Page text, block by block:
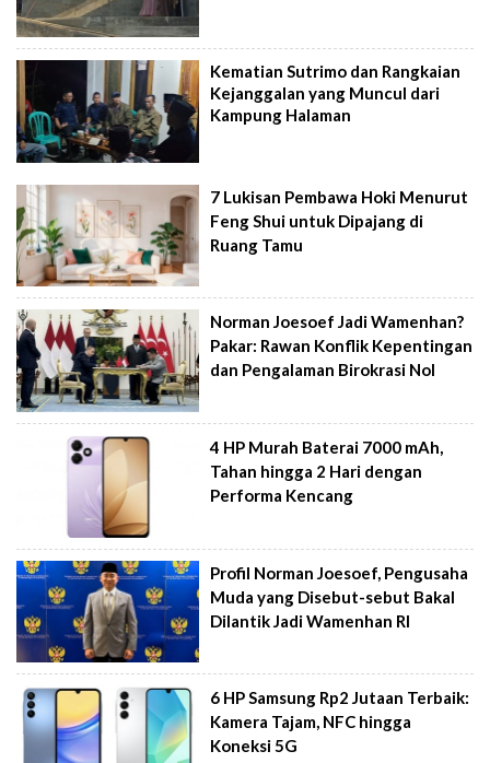
Kematian Sutrimo dan Rangkaian
Kejanggalan yang Muncul dari
Kampung Halaman
7 Lukisan Pembawa Hoki Menurut
Feng Shui untuk Dipajang di
Ruang Tamu
Norman Joesoef Jadi Wamenhan?
Pakar: Rawan Konflik Kepentingan
dan Pengalaman Birokrasi Nol
4 HP Murah Baterai 7000 mAh,
Tahan hingga 2 Hari dengan
Performa Kencang
Profil Norman Joesoef, Pengusaha
Muda yang Disebut-sebut Bakal
Dilantik Jadi Wamenhan RI
6 HP Samsung Rp2 Jutaan Terbaik:
Kamera Tajam, NFC hingga
Koneksi 5G